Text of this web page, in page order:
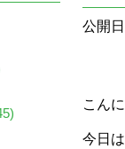
公開
こん
今日